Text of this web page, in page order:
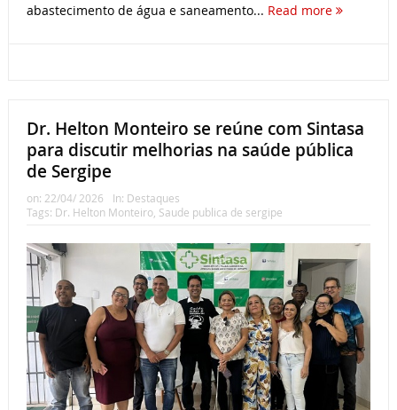
abastecimento de água e saneamento... Read more
Dr. Helton Monteiro se reúne com Sintasa
para discutir melhorias na saúde pública
de Sergipe
on: 22/04/ 2026 In: Destaques
Tags: Dr. Helton Monteiro, Saude publica de sergipe